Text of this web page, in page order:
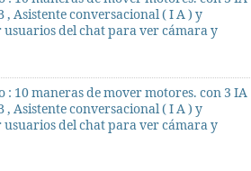
, Asistente conversacional ( I A ) y
del chat para ver cámara y
: 10 maneras de mover motores. con 3 IA
, Asistente conversacional ( I A ) y
del chat para ver cámara y